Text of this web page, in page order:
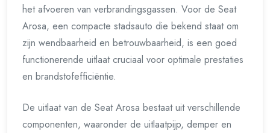
het afvoeren van verbrandingsgassen. Voor de Seat
Arosa, een compacte stadsauto die bekend staat om
zijn wendbaarheid en betrouwbaarheid, is een goed
functionerende uitlaat cruciaal voor optimale prestaties
en brandstofefficiëntie.
De uitlaat van de Seat Arosa bestaat uit verschillende
componenten, waaronder de uitlaatpijp, demper en